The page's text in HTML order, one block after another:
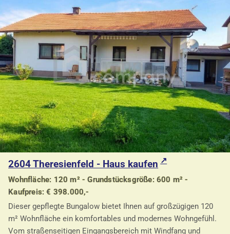
2604 Theresienfeld - Haus kaufen
Wohnfläche: 120 m² - Grundstücksgröße: 600 m² -
Kaufpreis: € 398.000,-
Dieser gepflegte Bungalow bietet Ihnen auf großzügigen 120
m² Wohnfläche ein komfortables und modernes Wohngefühl.
Vom straßenseitigen Eingangsbereich mit Windfang und